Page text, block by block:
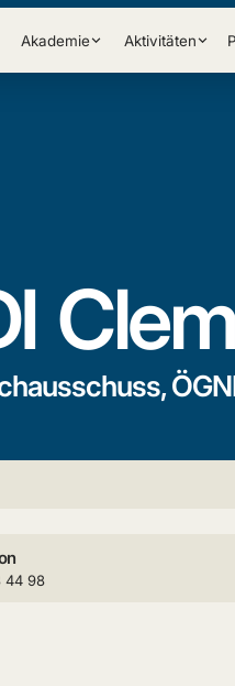
Akademie Aktivitäten
44 98